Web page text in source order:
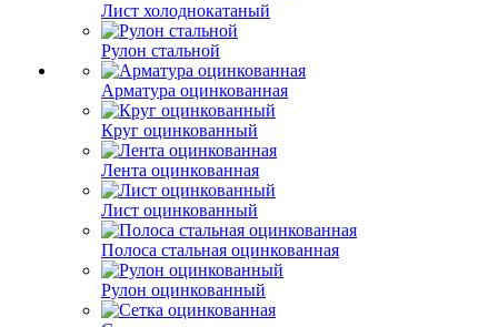
Лист холоднокатаный
Рулон стальной
Арматура оцинкованная
Круг оцинкованный
Лента оцинкованная
Лист оцинкованный
Полоса стальная оцинкованная
Рулон оцинкованный